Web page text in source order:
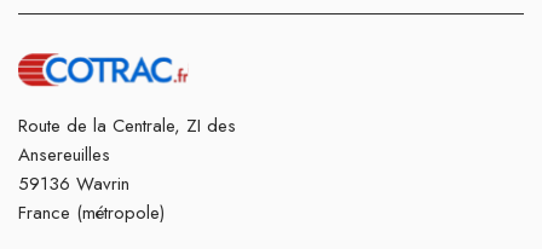
Route de la Centrale, ZI des
Ansereuilles
59136 Wavrin
France (métropole)